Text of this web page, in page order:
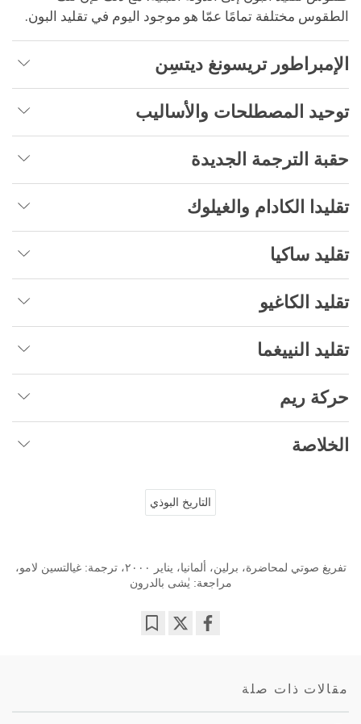
الطقوس مختلفة تمامًا عمّا هو موجود اليوم في تقليد البون.
الإمبراطور تريسونغ ديتسِن
توحيد المصطلحات والأساليب
حقبة الترجمة الجديدة
تقليدا الكادام والغيلوك
تقليد ساكيا
تقليد الكاغيو
تقليد النييغما
حركة ريم
الخلاصة
التاريخ البوذي
تفريغ صوتي لمحاضرة، برلين، ألمانيا، يناير ٢٠٠٠، ترجمة: غيالتسين لامو‎،
مراجعة: يٰشى بالدرون
مقالات ذات صلة